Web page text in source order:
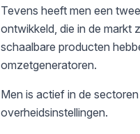
Tevens heeft men een
ontwikkeld, die in de markt
schaalbare producten
omzetgeneratoren.
Men is actief in de
overheidsinstellingen.